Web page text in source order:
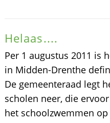
Helaas....
Per 1 augustus 2011 is
in Midden-Drenthe
De gemeenteraad legt
scholen neer, die
het schoolzwemmen